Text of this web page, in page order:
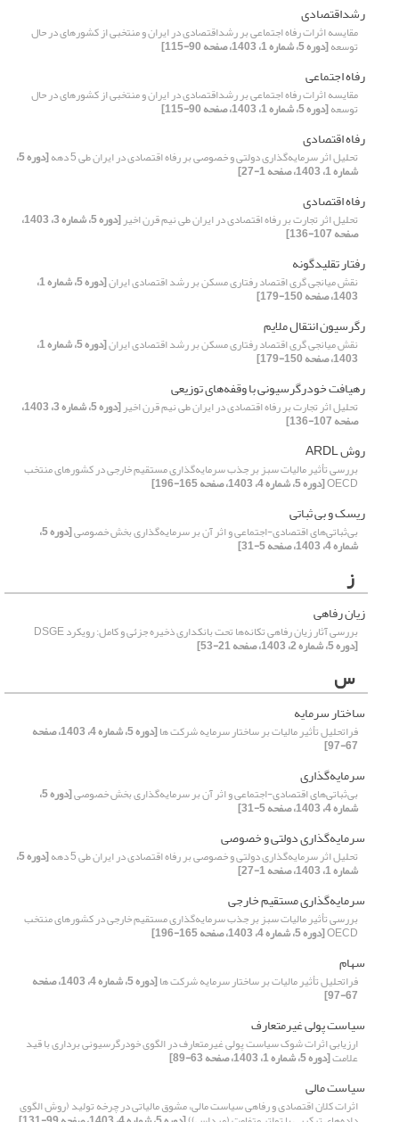
رشداقتصادی
مقایسه اثرات رفاه اجتماعی بر رشداقتصادی در ایران و منتخبی از کشورهای در حال
توسعه[دوره 5، شماره 1، 1403، صفحه 90-115]
رفاه اجتماعی
مقایسه اثرات رفاه اجتماعی بر رشداقتصادی در ایران و منتخبی از کشورهای در حال
توسعه[دوره 5، شماره 1، 1403، صفحه 90-115]
رفاه اقتصادی
تحلیل اثر سرمایه‌گذاری دولتی و خصوصی بر رفاه اقتصادی در ایران طی 5 دهه [دوره 5،
شماره 1، 1403، صفحه 1-27]
رفاه اقتصادی
تحلیل اثر تجارت بر رفاه اقتصادی در ایران طی نیم قرن اخیر [دوره 5، شماره 3، 1403،
صفحه 107-136]
رفتار تقلیدگونه
نقش میانجی گری اقتصاد رفتاری مسکن بر رشد اقتصادی ایران [دوره 5، شماره 1،
1403، صفحه 150-179]
رگرسیون انتقال ملایم
نقش میانجی گری اقتصاد رفتاری مسکن بر رشد اقتصادی ایران [دوره 5، شماره 1،
1403، صفحه 150-179]
رهیافت خودرگرسیونی با وقفه‌های توزیعی
تحلیل اثر تجارت بر رفاه اقتصادی در ایران طی نیم قرن اخیر [دوره 5، شماره 3، 1403،
صفحه 107-136]
روش ARDL
بررسی تأثیر مالیات سبز بر جذب سرمایه‌گذاری مستقیم خارجی در کشورهای منتخب
OECD[دوره 5، شماره 4، 1403، صفحه 165-196]
ریسک و بی ثباتی
بی‌ثباتی‌های اقتصادی-اجتماعی و اثر آن بر سرمایه‌گذاری بخش خصوصی [دوره 5،
شماره 4، 1403، صفحه 5-31]
ز
زیان رفاهی
بررسی آثار زیان رفاهی تکانه‌ها تحت بانکداری ذخیره جزئی و کامل: رویکرد DSGE
[دوره 5، شماره 2، 1403، صفحه 21-53]
س
ساختار سرمایه
فراتحلیل تأثیر مالیات بر ساختار سرمایه شرکت ها [دوره 5، شماره 4، 1403، صفحه
67-97]
سرمایه‌گذاری
بی‌ثباتی‌های اقتصادی-اجتماعی و اثر آن بر سرمایه‌گذاری بخش خصوصی [دوره 5،
شماره 4، 1403، صفحه 5-31]
سرمایه‌گذاری دولتی و خصوصی
تحلیل اثر سرمایه‌گذاری دولتی و خصوصی بر رفاه اقتصادی در ایران طی 5 دهه [دوره 5،
شماره 1، 1403، صفحه 1-27]
سرمایه‌گذاری مستقیم خارجی
بررسی تأثیر مالیات سبز بر جذب سرمایه‌گذاری مستقیم خارجی در کشورهای منتخب
OECD[دوره 5، شماره 4، 1403، صفحه 165-196]
سهام
فراتحلیل تأثیر مالیات بر ساختار سرمایه شرکت ها [دوره 5، شماره 4، 1403، صفحه
67-97]
سیاست پولی غیرمتعارف
ارزیابی اثرات شوک سیاست پولی غیرمتعارف در الگوی خودرگرسیونی برداری با قید
علامت[دوره 5، شماره 1، 1403، صفحه 63-89]
سیاست مالی
اثرات کلان اقتصادی و رفاهی سیاست مالی، مشوق مالیاتی در چرخه تولید (روش الگوی